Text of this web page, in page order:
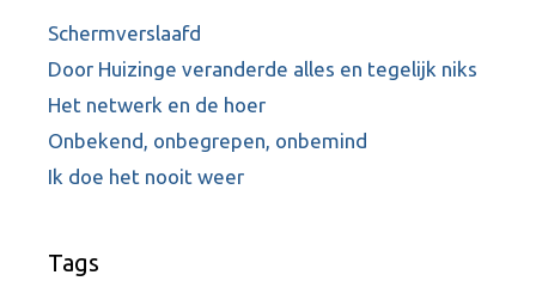
Schermverslaafd
Door Huizinge veranderde alles en tegelijk niks
Het netwerk en de hoer
Onbekend, onbegrepen, onbemind
Ik doe het nooit weer
Tags